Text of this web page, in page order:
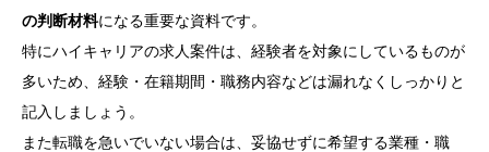
の判断材料になる重要な資料です。
特にハイキャリアの求人案件は、経験者を対象にしているものが
多いため、経験・在籍期間・職務内容などは漏れなくしっかりと
記入しましょう。
また転職を急いでいない場合は、妥協せずに希望する業種・職